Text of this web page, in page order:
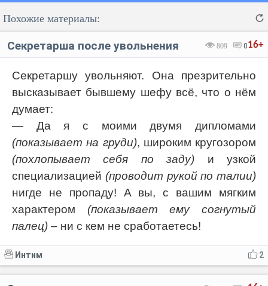
Код:
Похожие материалы:
16+
809 0
Секретарша после увольнения
Секретаршу увольняют. Она презрительно
высказывает бывшему шефу всё, что о нём
думает:
— Да я с моими двумя дипломами
(показывает на груди), широким кругозором
(похлопывает себя по заду) и узкой
специализацией (проводит рукой по талии)
нигде не пропаду! А вы, с вашим мягким
характером (показывает ему согнутый
палец) – ни с кем не сработаетесь!
2
Интим